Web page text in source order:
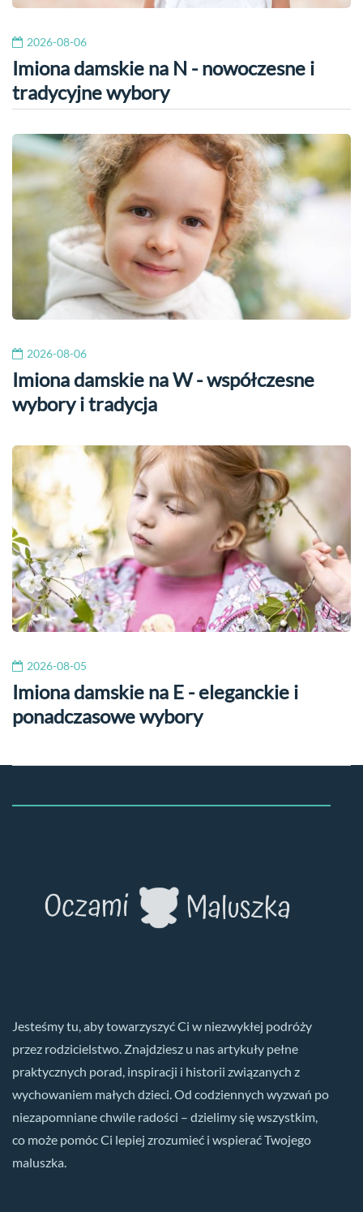
2026-08-06
Imiona damskie na N - nowoczesne i
tradycyjne wybory
2026-08-06
Imiona damskie na W - współczesne
wybory i tradycja
2026-08-05
Imiona damskie na E - eleganckie i
ponadczasowe wybory
Jesteśmy tu, aby towarzyszyć Ci w niezwykłej podróży
przez rodzicielstwo. Znajdziesz u nas artykuły pełne
praktycznych porad, inspiracji i historii związanych z
wychowaniem małych dzieci. Od codziennych wyzwań po
niezapomniane chwile radości – dzielimy się wszystkim,
co może pomóc Ci lepiej zrozumieć i wspierać Twojego
maluszka.